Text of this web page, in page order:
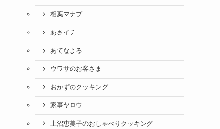
相葉マナブ
あさイチ
あてなよる
ウワサのお客さま
おかずのクッキング
家事ヤロウ
上沼恵美子のおしゃべりクッキング